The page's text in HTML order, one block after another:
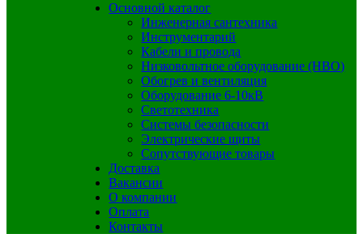
Основной каталог
Инженерная сантехника
Инструментарий
Кабели и провода
Низковольтное оборудование (НВО)
Обогрев и вентиляция
Оборудование 6-10кВ
Светотехника
Системы безопасности
Электрические щиты
Сопутствующие товары
Доставка
Вакансии
О компании
Оплата
Контакты